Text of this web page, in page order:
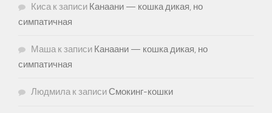
Кисак записи Канаани — кошка дикая, но
симпатичная
Машак записи Канаани — кошка дикая, но
симпатичная
Людмилак записиСмокинг-кошки